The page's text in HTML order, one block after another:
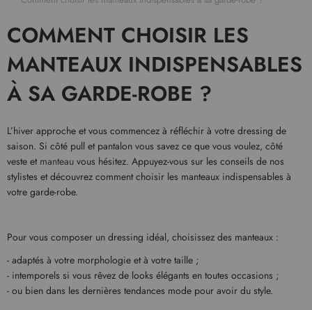
COMMENT CHOISIR LES
MANTEAUX INDISPENSABLES
À SA GARDE-ROBE ?
L’hiver approche et vous commencez à réfléchir à votre dressing de
saison. Si côté pull et pantalon vous savez ce que vous voulez, côté
veste et manteau vous hésitez. Appuyez-vous sur les conseils de nos
stylistes et découvrez comment choisir les manteaux indispensables à
votre garde-robe.
Pour vous composer un dressing idéal, choisissez des manteaux :
- adaptés à votre morphologie et à votre taille ;
- intemporels si vous rêvez de looks élégants en toutes occasions ;
- ou bien dans les dernières tendances mode pour avoir du style.